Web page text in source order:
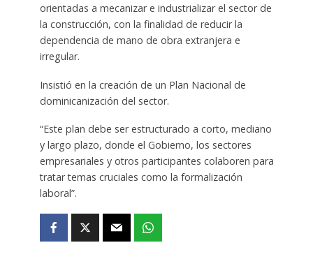
orientadas a mecanizar e industrializar el sector de
la construcción, con la finalidad de reducir la
dependencia de mano de obra extranjera e
irregular.
Insistió en la creación de un Plan Nacional de
dominicanización del sector.
“Este plan debe ser estructurado a corto, mediano
y largo plazo, donde el Gobierno, los sectores
empresariales y otros participantes colaboren para
tratar temas cruciales como la formalización
laboral”.